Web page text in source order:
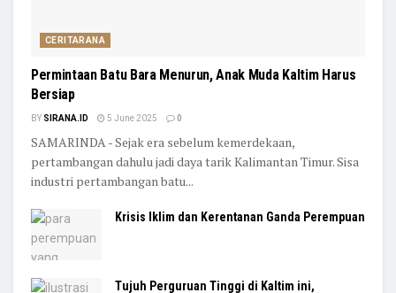
CERITARANA
Permintaan Batu Bara Menurun, Anak Muda Kaltim Harus
Bersiap
BY SIRANA.ID 5 June 2025 0
SAMARINDA - Sejak era sebelum kemerdekaan,
pertambangan dahulu jadi daya tarik Kalimantan Timur. Sisa
industri pertambangan batu...
Krisis Iklim dan Kerentanan Ganda Perempuan
Tujuh Perguruan Tinggi di Kaltim ini,